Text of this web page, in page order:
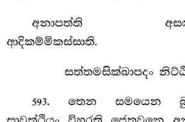
අනාපත්ති
ආදිකම්මිකස්සාති.
සත්තමසික්ඛාපදං
593. තෙන සමයෙන